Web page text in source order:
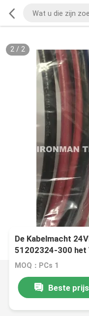
2/ 2
De Kabelmacht
51202324-300 het
MOQ：PCs 1
Beste prijs